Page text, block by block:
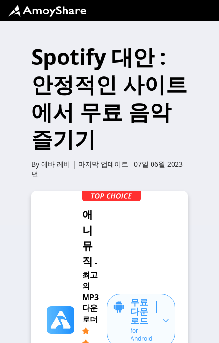
Spotify 대안 :
안정적인 사이트
에서 무료 음악
즐기기
By 에바 레비 | 마지막 업데이트 : 07일 06월 2023
년
애
니
뮤
직 -
최고
의
MP3
다운
로더
무료
다운
로드
for
Android